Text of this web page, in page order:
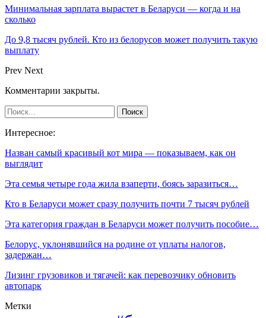
Минимальная зарплата вырастет в Беларуси — когда и на
сколько
До 9,8 тысяч рублей. Кто из белорусов может получить такую
выплату
Prev Next
Комментарии закрыты.
Интересное:
Назван самый красивый кот мира — показываем, как он
выглядит
Эта семья четыре года жила взаперти, боясь заразиться…
Кто в Беларуси может сразу получить почти 7 тысяч рублей
Эта категория граждан в Беларуси может получить пособие…
Белорус, уклонявшийся на родине от уплаты налогов,
задержан…
Лизинг грузовиков и тягачей: как перевозчику обновить
автопарк
Метки